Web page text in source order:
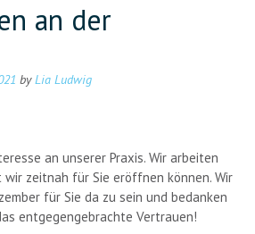
an der
byLia Ludwig
an unserer Praxis. Wir arbeiten
zeitnah für Sie eröffnen können. Wir
für Sie da zu sein und bedanken
entgegengebrachte Vertrauen!